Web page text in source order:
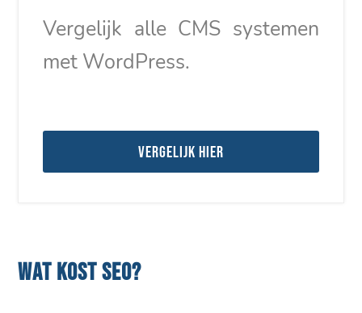
Vergelijk alle CMS systemen
met WordPress.
Vergelijk hier
WAT KOST SEO?